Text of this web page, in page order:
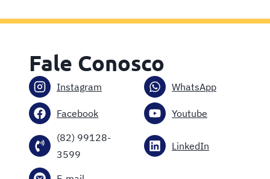
Fale Conosco
Instagram WhatsApp
Facebook
Youtube
(82) 99128-
3599
LinkedIn